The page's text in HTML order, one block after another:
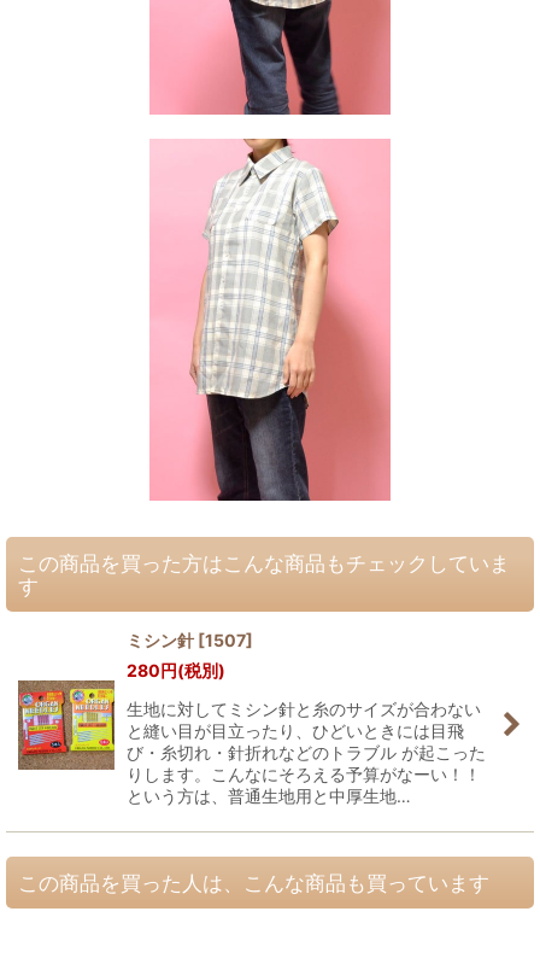
この商品を買った方はこんな商品もチェックしていま
す
ミシン針 [1507]
280円(税別)
生地に対してミシン針と糸のサイズが合わない
と縫い目が目立ったり、ひどいときには目飛
び・糸切れ・針折れなどのトラブル が起こった
りします。こんなにそろえる予算がなーい！！
という方は、普通生地用と中厚生地…
この商品を買った人は、こんな商品も買っています